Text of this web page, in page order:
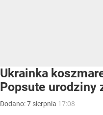
Ukrainka
Popsute urodziny
Dodano:7 sierpnia 17:08